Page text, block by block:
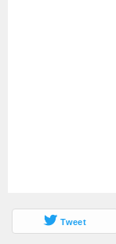
Tweet